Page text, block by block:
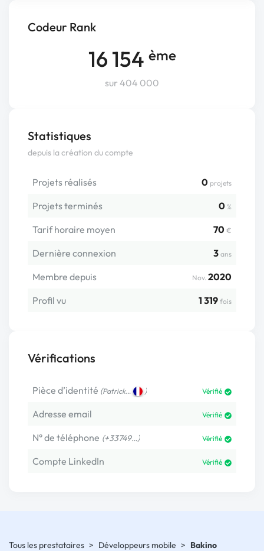
Codeur Rank
16 154 ème
sur 404 000
Statistiques
depuis la création du compte
Projets réalisés 0 projets
Projets terminés 0 %
Tarif horaire moyen 70 €
Dernière connexion 3 ans
Membre depuis Nov. 2020
Profil vu
1 319 fois
Vérifications
Pièce d’identité (Patrick… ) Vérifié
Adresse email Vérifié
N° de téléphone (+33749…) Vérifié
Compte LinkedIn Vérifié
Tous les prestataires > Développeurs mobile > Bakino